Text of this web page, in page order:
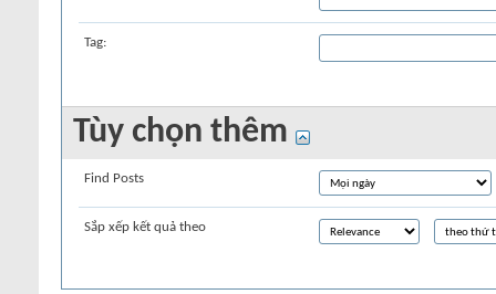
Tag:
Tùy chọn thêm
Find Posts
Sắp xếp kết quả theo